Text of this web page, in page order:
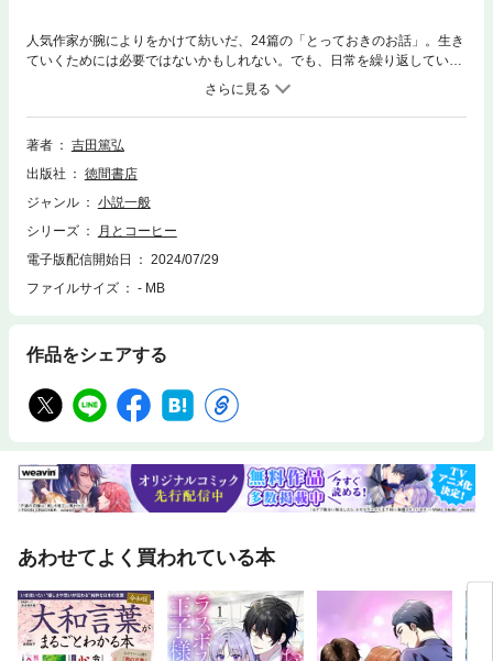
人気作家が腕によりをかけて紡いだ、24篇の「とっておきのお話」。生き
ていくためには必要ではないかもしれない。でも、日常を繰り返していく
ためにははならないものたち。喫茶店〈ゴーゴリ〉の甘くないケーキ。世
界の果てのコインランドリーに通うトカゲ男。映写技師にサンドイッチを
届ける夜の配達人。トランプから抜け出してきたジョーカー。赤い林檎に
囲まれて青いインクをつくる青年。三人の年老いた泥棒。空から落ちてき
る前の5分間、この本をめくってみてください。必ずお気に入りの1篇が見
つかるはずです。
著者
吉田篤弘
出版社
徳間書店
ジャンル
小説一般
シリーズ
月とコーヒー
電子版配信開始日
2024/07/29
ファイルサイズ
- MB
作品をシェアする
あわせてよく買われている本